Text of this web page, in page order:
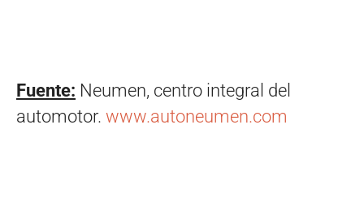
Fuente: Neumen, centro integral del
automotor. www.autoneumen.com